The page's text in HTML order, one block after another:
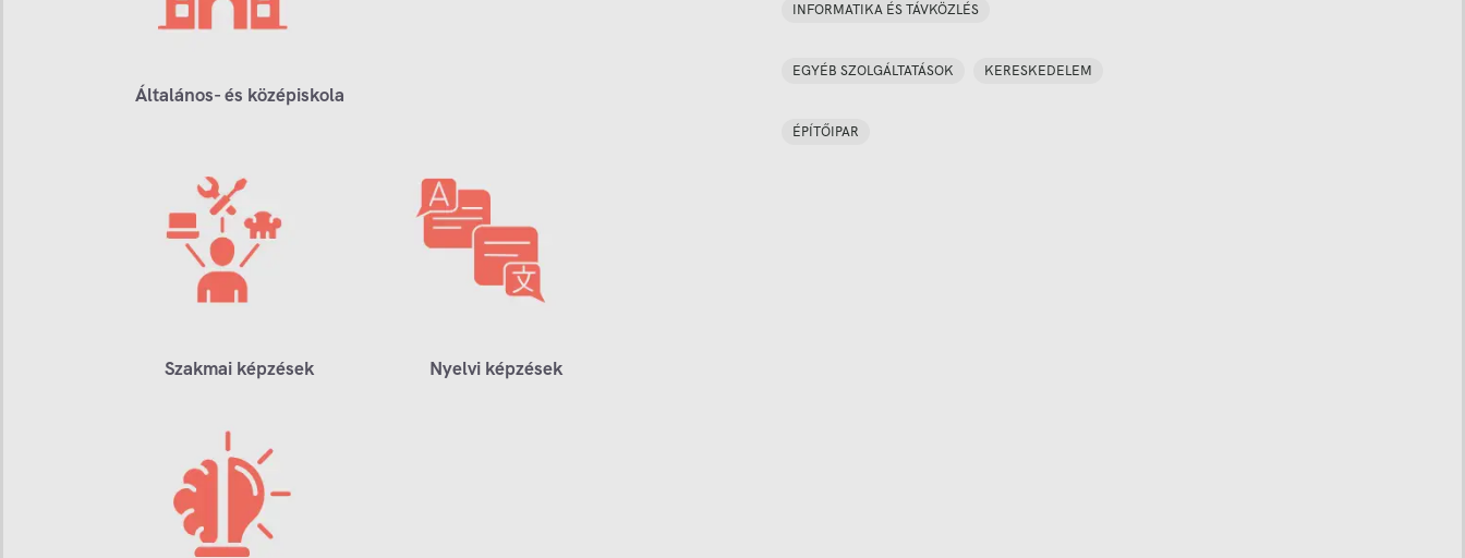
Általános- és középiskola
Szakmai képzések Nyelvi képzések
INFORMATIKA ÉS TÁVKÖZLÉS
EGYÉB SZOLGÁLTATÁSOK KERESKEDELEM
ÉPÍTŐIPAR